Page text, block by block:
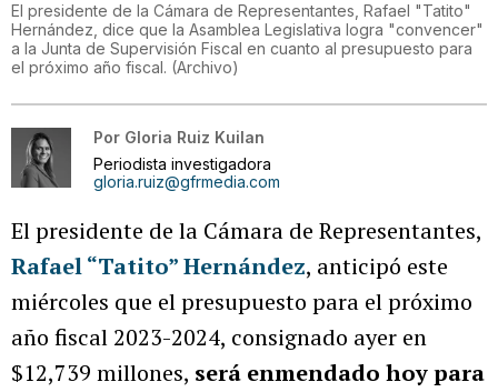
El presidente de la Cámara de Representantes, Rafael "Tatito"
Hernández, dice que la Asamblea Legislativa logra "convencer"
a la Junta de Supervisión Fiscal en cuanto al presupuesto para
el próximo año fiscal. (Archivo)
Por Gloria Ruiz Kuilan
Periodista investigadora
gloria.ruiz@gfrmedia.com
El presidente de la Cámara de Representantes,
Rafael “Tatito” Hernández, anticipó este
miércoles que el presupuesto para el próximo
año fiscal 2023-2024, consignado ayer en
$12,739 millones, será enmendado hoy para